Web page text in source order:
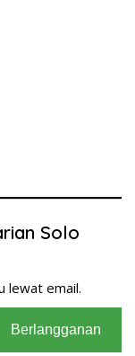
Solo
lewat email.
Berlangganan